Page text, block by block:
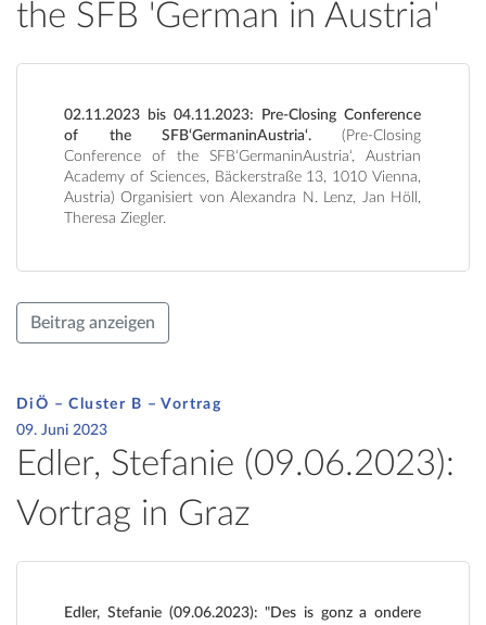
the SFB 'German in Austria'
02.11.2023 bis 04.11.2023: Pre-Closing Conference
of the SFB‘GermaninAustria‘. (Pre-Closing
Conference of the SFB‘GermaninAustria‘, Austrian
Academy of Sciences, Bäckerstraße 13, 1010 Vienna,
Austria) Organisiert von Alexandra N. Lenz, Jan Höll,
Theresa Ziegler.
Beitrag anzeigen
DiÖ – Cluster B – Vortrag
09. Juni 2023
Edler, Stefanie (09.06.2023):
Vortrag in Graz
Edler, Stefanie (09.06.2023): "Des is gonz a ondere